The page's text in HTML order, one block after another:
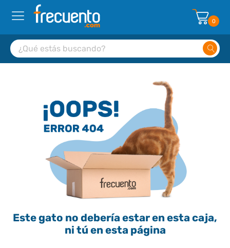
0
Este gato no debería estar en esta caja,
ni tú en esta página